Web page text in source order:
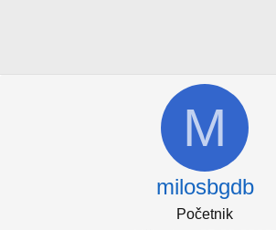
M
milosbgdb
Početnik